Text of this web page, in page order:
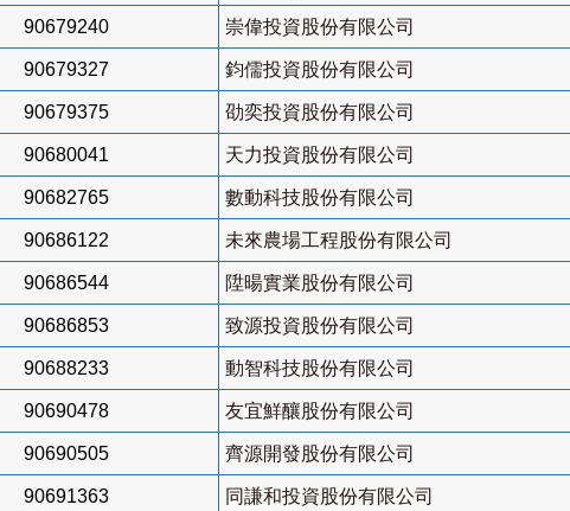
90679240 崇偉投資股份有限公司
90679327 鈞儒投資股份有限公司
90679375 劭奕投資股份有限公司
90680041 天力投資股份有限公司
90682765 數動科技股份有限公司
90686122 未來農場工程股份有限公司
90686544 陞暘實業股份有限公司
90686853 致源投資股份有限公司
90688233 動智科技股份有限公司
90690478 友宜鮮釀股份有限公司
90690505 齊源開發股份有限公司
90691363 同謙和投資股份有限公司